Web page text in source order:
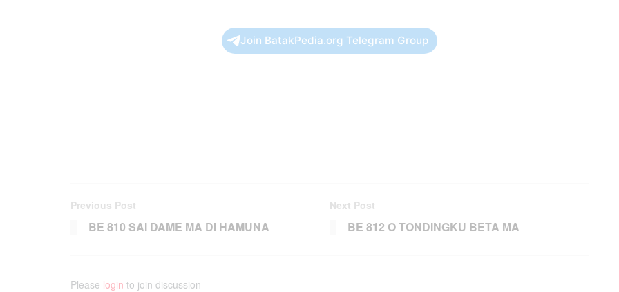
Join BatakPedia.org Telegram Group
Previous Post
BE 810 SAI DAME MA DI HAMUNA
Next Post
BE 812 O TONDINGKU BETA MA
Please login to join discussion